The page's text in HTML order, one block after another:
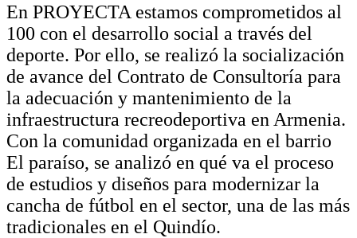
En PROYECTA estamos comprometidos al
100 con el desarrollo social a través del
deporte. Por ello, se realizó la socialización
de avance del Contrato de Consultoría para
la adecuación y mantenimiento de la
infraestructura recreodeportiva en Armenia.
Con la comunidad organizada en el barrio
El paraíso, se analizó en qué va el proceso
de estudios y diseños para modernizar la
cancha de fútbol en el sector, una de las más
tradicionales en el Quindío.